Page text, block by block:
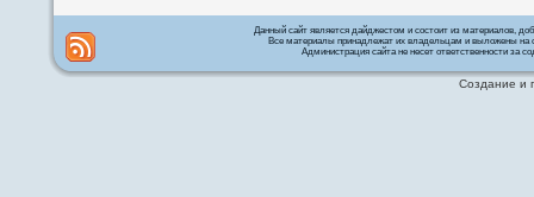
Данный сайт является дайджестом и состоит из материалов,
Все материалы принадлежат их владельцам и выложены на
Администрация сайта не несет ответственности за
Создание и